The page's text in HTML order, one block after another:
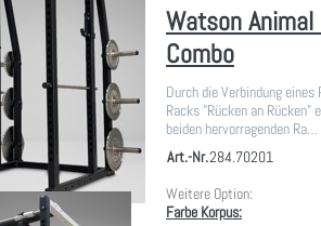
Watson
Combo
Durch die Verbindung
Racks "Rücken an
beiden hervorragenden Ra…
Art.-Nr.284.70201
Weitere Option:
Farbe Korpus: